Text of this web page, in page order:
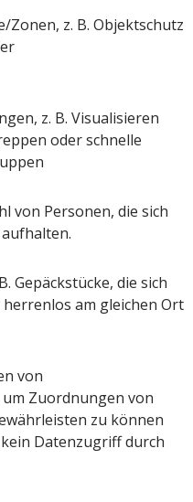
z. B. Objektschutz
z. B. Visualisieren
oder schnelle
von Personen, die sich
Gepäckstücke, die sich
am gleichen Ort
von
um Zuordnungen von
zu können
Datenzugriff durch